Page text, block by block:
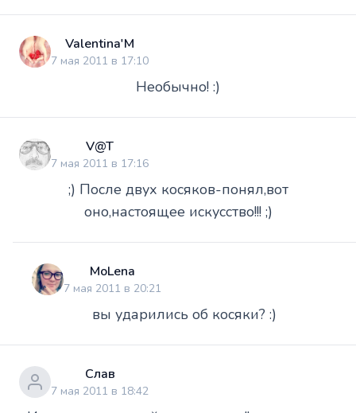
Valentina'M
7 мая 2011 в 17:10
Необычно! :)
V@T
7 мая 2011 в 17:16
;) После двух косяков-понял,вот
оно,настоящее искусство!!! ;)
MoLena
7 мая 2011 в 20:21
вы ударились об косяки? :)
Слав
7 мая 2011 в 18:42